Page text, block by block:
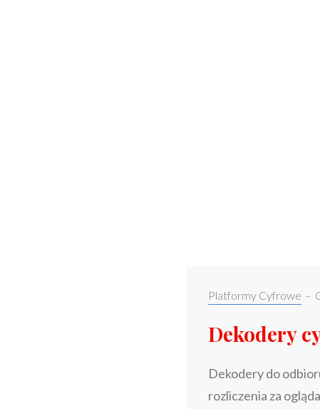
Categories:
Platformy Cyfrowe –
Dekodery
Dekodery do
rozliczenia za